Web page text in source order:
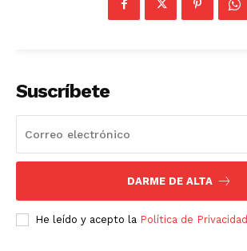
Suscríbete
DARME DE ALTA
He leído y acepto la Política de Privacidad